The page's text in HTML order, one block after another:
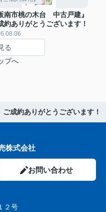
南市桃の木台 中古戸建』
約ありがとうございます！
る
プへ
成約ありがとうございます！
株式会社
お問い合わせ
２号